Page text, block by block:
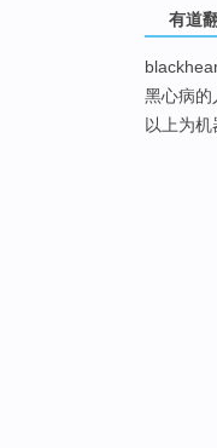
有道
黑心病的
以上为